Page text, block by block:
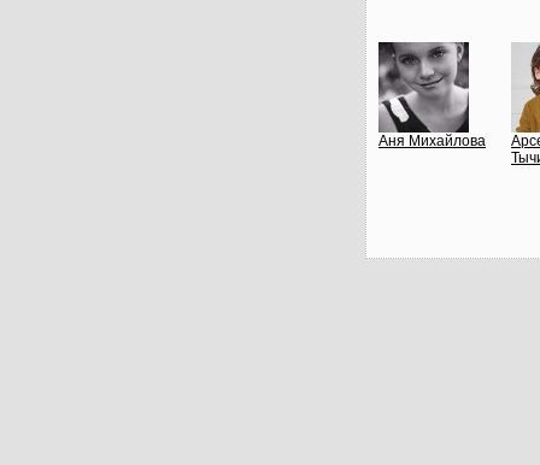
Аня Михайлова